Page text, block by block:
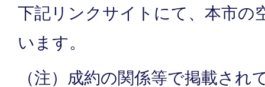
下記リンクサイトにて、本市の
います。
（注）成約の関係等で掲載され